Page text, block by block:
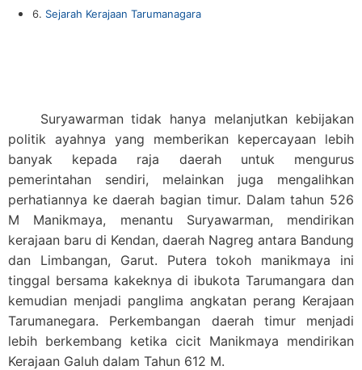
6. Sejarah Kerajaan Tarumanagara
Suryawarman tidak hanya melanjutkan kebijakan
politik ayahnya yang memberikan kepercayaan lebih
banyak kepada raja daerah untuk mengurus
pemerintahan sendiri, melainkan juga mengalihkan
perhatiannya ke daerah bagian timur. Dalam tahun 526
M Manikmaya, menantu Suryawarman, mendirikan
kerajaan baru di Kendan, daerah Nagreg antara Bandung
dan Limbangan, Garut. Putera tokoh manikmaya ini
tinggal bersama kakeknya di ibukota Tarumangara dan
kemudian menjadi panglima angkatan perang Kerajaan
Tarumanegara. Perkembangan daerah timur menjadi
lebih berkembang ketika cicit Manikmaya mendirikan
Kerajaan Galuh dalam Tahun 612 M.